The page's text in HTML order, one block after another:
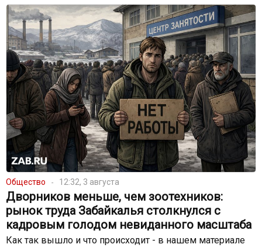
Общество 12:32, 3 августа
Дворников меньше, чем зоотехников:
рынок труда Забайкалья столкнулся с
кадровым голодом невиданного масштаба
Как так вышло и что происходит - в нашем материале